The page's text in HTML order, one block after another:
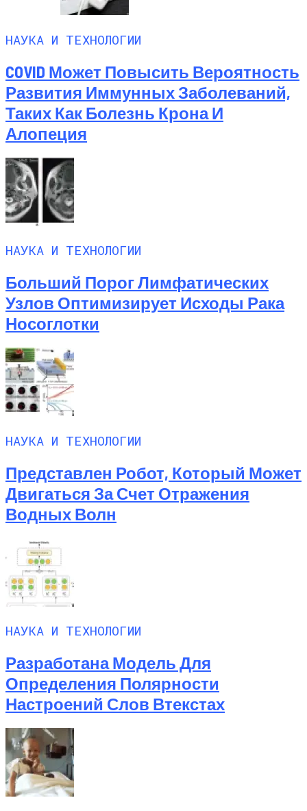
НАУКА И ТЕХНОЛОГИИ
COVID Может Повысить Вероятность
Развития Иммунных Заболеваний,
Таких Как Болезнь Крона И
Алопеция
НАУКА И ТЕХНОЛОГИИ
Больший Порог Лимфатических
Узлов Оптимизирует Исходы Рака
Носоглотки
НАУКА И ТЕХНОЛОГИИ
Представлен Робот, Который Может
Двигаться За Счет Отражения
Водных Волн
НАУКА И ТЕХНОЛОГИИ
Разработана Модель Для
Определения Полярности
Настроений Слов Втекстах